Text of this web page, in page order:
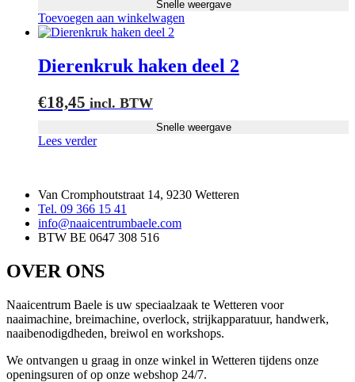
Snelle weergave
Toevoegen aan winkelwagen
Dierenkruk haken deel 2
€18,45 incl. BTW
Snelle weergave
Lees verder
Van Cromphoutstraat 14, 9230 Wetteren
Tel. 09 366 15 41
info@naaicentrumbaele.com
BTW BE 0647 308 516
OVER ONS
Naaicentrum Baele is uw speciaalzaak te Wetteren voor
naaimachine, breimachine, overlock, strijkapparatuur, handwerk,
naaibenodigdheden, breiwol en workshops.
We ontvangen u graag in onze winkel in Wetteren tijdens onze
openingsuren of op onze webshop 24/7.